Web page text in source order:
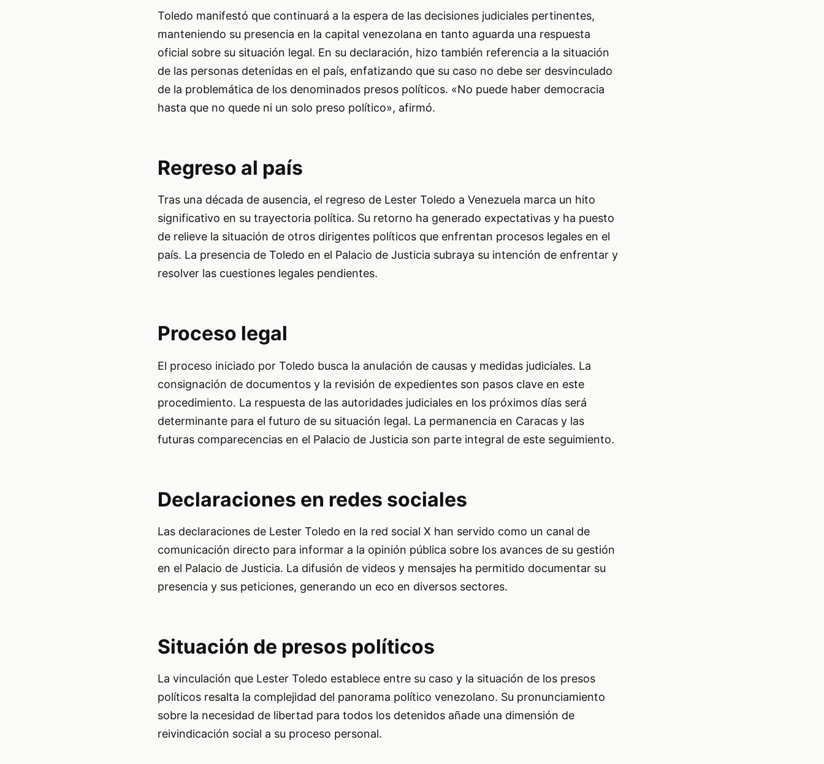
Toledo manifestó que continuará a la espera de las decisiones judiciales pertinentes,
manteniendo su presencia en la capital venezolana en tanto aguarda una respuesta
oficial sobre su situación legal. En su declaración, hizo también referencia a la situación
de las personas detenidas en el país, enfatizando que su caso no debe ser desvinculado
de la problemática de los denominados presos políticos. «No puede haber democracia
hasta que no quede ni un solo preso político», afirmó.
Regreso al país
Tras una década de ausencia, el regreso de Lester Toledo a Venezuela marca un hito
significativo en su trayectoria política. Su retorno ha generado expectativas y ha puesto
de relieve la situación de otros dirigentes políticos que enfrentan procesos legales en el
país. La presencia de Toledo en el Palacio de Justicia subraya su intención de enfrentar y
resolver las cuestiones legales pendientes.
Proceso legal
El proceso iniciado por Toledo busca la anulación de causas y medidas judiciales. La
consignación de documentos y la revisión de expedientes son pasos clave en este
procedimiento. La respuesta de las autoridades judiciales en los próximos días será
determinante para el futuro de su situación legal. La permanencia en Caracas y las
futuras comparecencias en el Palacio de Justicia son parte integral de este seguimiento.
Declaraciones en redes sociales
Las declaraciones de Lester Toledo en la red social X han servido como un canal de
comunicación directo para informar a la opinión pública sobre los avances de su gestión
en el Palacio de Justicia. La difusión de videos y mensajes ha permitido documentar su
presencia y sus peticiones, generando un eco en diversos sectores.
Situación de presos políticos
La vinculación que Lester Toledo establece entre su caso y la situación de los presos
políticos resalta la complejidad del panorama político venezolano. Su pronunciamiento
sobre la necesidad de libertad para todos los detenidos añade una dimensión de
reivindicación social a su proceso personal.